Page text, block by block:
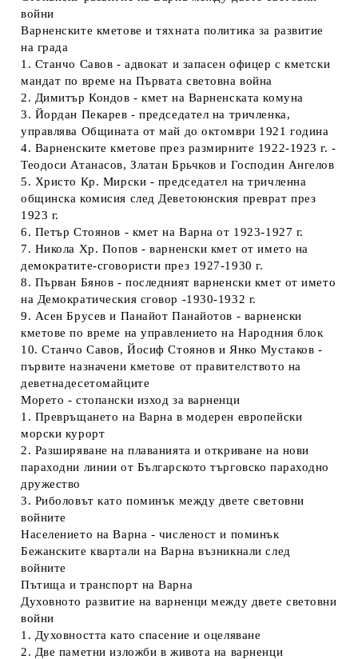
войни
Варненските кметове и тяхната политика за развитие
на града
1. Станчо Савов - адвокат и запасен офицер с кметски
мандат по време на Първата световна война
2. Димитър Кондов - кмет на Варненската комуна
3. Йордан Пекарев - председател на тричленка,
управлява Общината от май до октомври 1921 година
4. Варненските кметове през размирните 1922-1923 г. -
Теодоси Атанасов, Златан Брьчков и Господин Ангелов
5. Христо Кр. Мирски - председател на тричленна
общинска комисия след Деветоюнския преврат през
1923 г.
6. Петър Стоянов - кмет на Варна от 1923-1927 г.
7. Никола Хр. Попов - варненски кмет от името на
демократите-сговористи през 1927-1930 г.
8. Първан Бянов - последният варненски кмет от името
на Демократическия сговор -1930-1932 г.
9. Асен Брусев и Панайот Панайотов - варненски
кметове по време на управлението на Народния блок
10. Станчо Савов, Йосиф Стоянов и Янко Мустаков -
първите назначени кметове от правителството на
деветнадесетомайците
Морето - стопански изход за варненци
1. Превръщането на Варна в модерен европейски
морски курорт
2. Разширяване на плаванията и откриване на нови
параходни линии от Българското търговско параходно
дружество
3. Риболовът като поминък между двете световни
войните
Населението на Варна - численост и поминък
Бежанските квартали на Варна възникнали след
войните
Пътища и транспорт на Варна
Духовното развитие на варненци между двете световни
войни
1. Духовността като спасение и оцеляване
2. Две паметни изложби в живота на варненци